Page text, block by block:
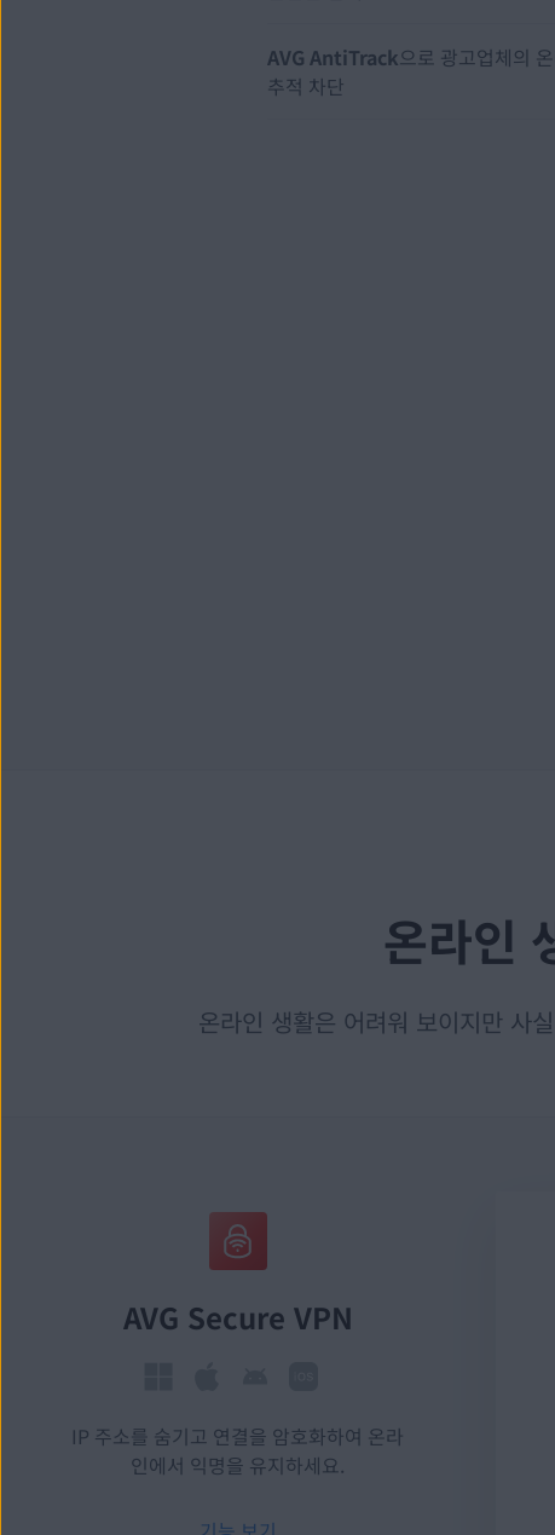
AVG AntiTrack으로 광고업체의
추적 차단
온라인
온라인 생활은 어려워 보이지만 사
AVG Secure VPN
IP 주소를 숨기고 연결을 암호화하여 온라
인에서 익명을 유지하세요.